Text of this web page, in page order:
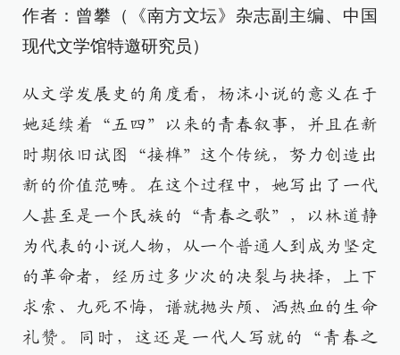
作者：曾攀（《南方文坛》杂志副主编、中国
现代文学馆特邀研究员）
从文学发展史的角度看，杨沫小说的意义在于
她延续着“五四”以来的青春叙事，并且在新
时期依旧试图“接榫”这个传统，努力创造出
新的价值范畴。在这个过程中，她写出了一代
人甚至是一个民族的“青春之歌”，以林道静
为代表的小说人物，从一个普通人到成为坚定
的革命者，经历过多少次的决裂与抉择，上下
求索、九死不悔，谱就抛头颅、洒热血的生命
礼赞。同时，这还是一代人写就的“青春之